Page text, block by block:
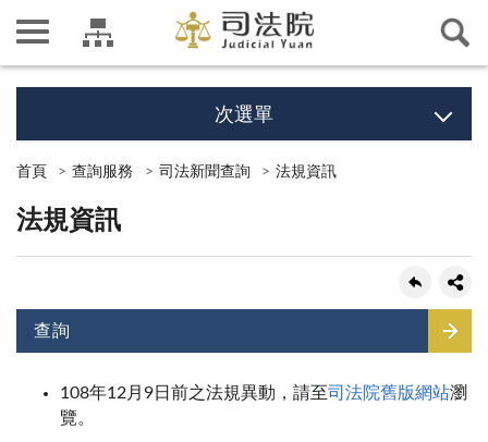
次選單
首頁 查詢服務 司法新聞查詢 法規資訊
法規資訊
查詢
108年12月9日前之法規異動，請至司法院舊版網站瀏
覽。